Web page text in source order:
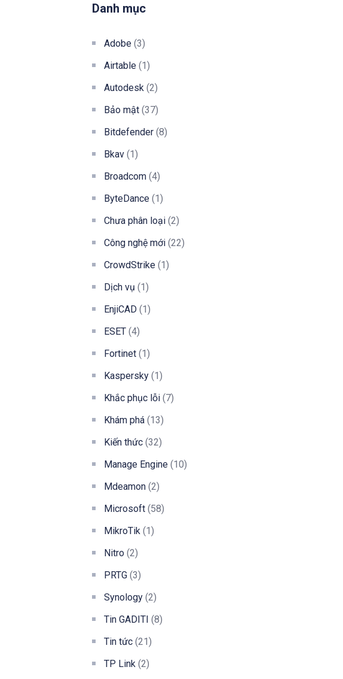
Danh mục
Adobe (3)
Airtable (1)
Autodesk (2)
Bảo mật (37)
Bitdefender (8)
Bkav (1)
Broadcom (4)
ByteDance (1)
Chưa phân loại (2)
Công nghệ mới (22)
CrowdStrike (1)
Dịch vụ (1)
EnjiCAD (1)
ESET (4)
Fortinet (1)
Kaspersky (1)
Khắc phục lỗi (7)
Khám phá (13)
Kiến thức (32)
Manage Engine (10)
Mdeamon (2)
Microsoft (58)
MikroTik (1)
Nitro (2)
PRTG (3)
Synology (2)
Tin GADITI (8)
Tin tức (21)
TP Link (2)